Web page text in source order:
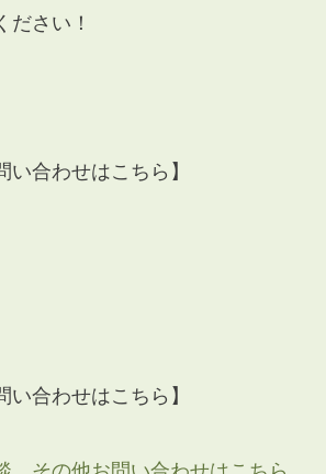
ださい！
い合わせはこちら】
い合わせはこちら】